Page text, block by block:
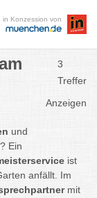
in Konzession von
3
Treffer
Anzeigen
und
Ein
ist
anfällt. Im
mit